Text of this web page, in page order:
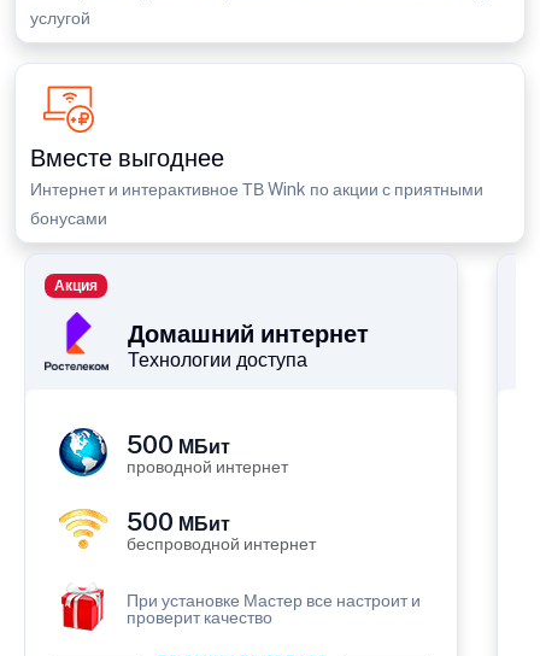
услугой
Вместе выгоднее
Интернет и интерактивное ТВ Wink по акции с приятными
бонусами
Домашний интернет
Технологии доступа
Акция
500 МБит
проводной интернет
500 МБит
беспроводной интернет
При установке Мастер все настроит и
проверит качество